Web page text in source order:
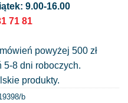
9.00-16.00
71 81
powyżej 500 zł
5-8 dni roboczych.
produkty.
b